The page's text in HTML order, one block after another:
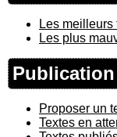
Les meilleurs
Les plus
Publication
Proposer un
Textes en